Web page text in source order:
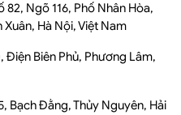
82, Ngõ 116, Phố Nhân Hòa,
Hà Nội, Việt Nam
Điện Biên Phủ, Phương Lâm,
Bạch Đằng, Thủy Nguyên, Hải